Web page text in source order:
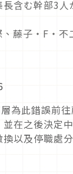
含む幹部3
藤子・F・不
為此錯誤前
在之後決定
以及停職處分